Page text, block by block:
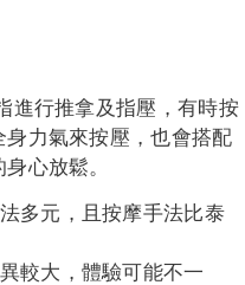
進行推拿及指壓，有時按
力氣來按壓，也會搭配
心放鬆。
多元，且按摩手法比泰
較大，體驗可能不一